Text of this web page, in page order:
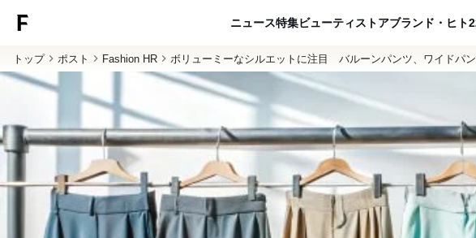
ニュース特集ビューティ ストアブランド・ヒト
トップ ポスト Fashion HR ボリューミーなシルエットに注目 バルーンパンツ、ワイドパ